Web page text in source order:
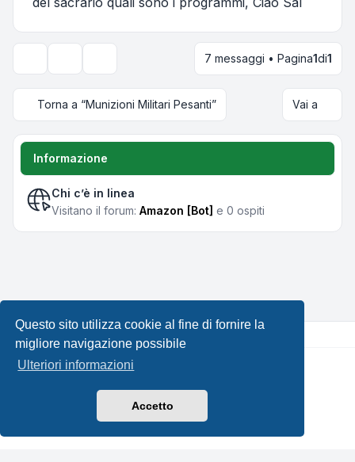
Questo sito utilizza cookie al fine di fornire la
migliore navigazione possibile
Ulteriori informazioni
Accetto
Opzioni di visualizzazione e ordinamento
7 messaggi • Pagina1di1
Torna a “Munizioni Militari Pesanti” Vai a
Informazione
Chi c’è in linea
Visitano il forum: Amazon [Bot] e 0 ospiti
Creato daphpBB® Forum Software © phpBB Limited •
Leenoz.com
phpBB-Italia.it
Condizioni|Tutti gli orari sono